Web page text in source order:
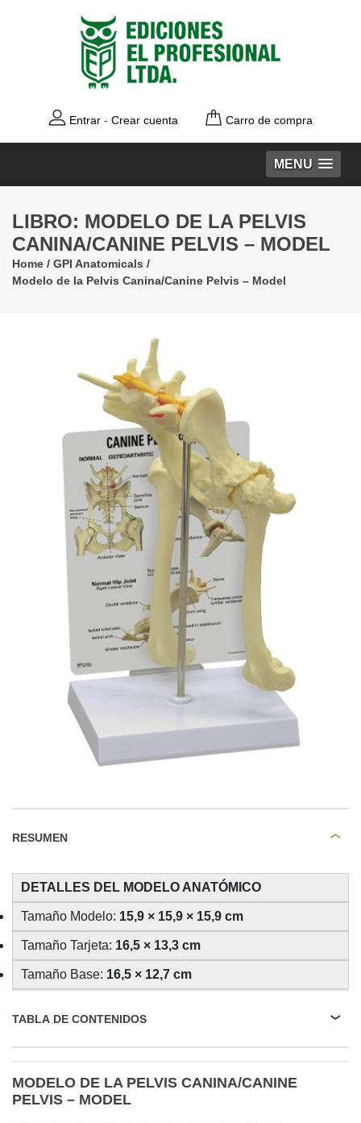
Entrar - Crear cuenta Carro de compra
MENU
LIBRO: MODELO DE LA PELVIS
CANINA/CANINE PELVIS – MODEL
Home / GPI Anatomicals /
Modelo de la Pelvis Canina/Canine Pelvis – Model
RESUMEN
DETALLES DEL MODELO ANATÓMICO
Tamaño Modelo: 15,9 × 15,9 × 15,9 cm
Tamaño Tarjeta: 16,5 × 13,3 cm
Tamaño Base: 16,5 × 12,7 cm
TABLA DE CONTENIDOS
MODELO DE LA PELVIS CANINA/CANINE
PELVIS – MODEL